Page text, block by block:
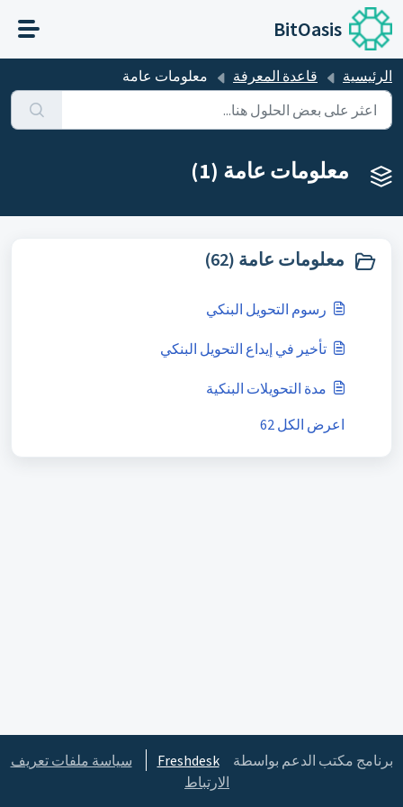
التخطّي إلى المحتوى الرئيسي
BitOasis
الرئيسية قاعدة المعرفة معلومات عامة
معلومات عامة (1)
معلومات عامة (62)
رسوم التحويل البنكي
تأخير في إيداع التحويل البنكي
مدة التحويلات البنكية
اعرض الكل 62
برنامج مكتب الدعم بواسطة Freshdesk
سياسة ملفات تعريف
الارتباط